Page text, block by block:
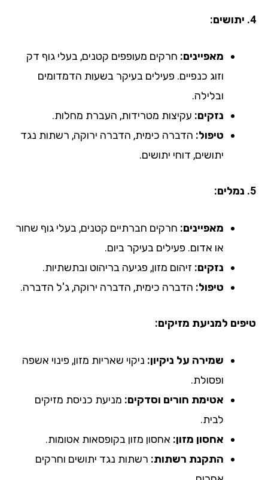
4. יתושים:
מאפיינים: חרקים מעופפים קטנים, בעלי גוף דק
וזוג כנפיים. פעילים בעיקר בשעות הדמדומים
ובלילה.
נזקים: עקיצות מטרידות, העברת מחלות.
טיפול: הדברה כימית, הדברה ירוקה, רשתות נגד
יתושים, דוחי יתושים.
5. נמלים:
מאפיינים: חרקים חברתיים קטנים, בעלי גוף שחור
או אדום. פעילים בעיקר ביום.
נזקים: זיהום מזון, פגיעה בריהוט ובתשתיות.
טיפול: הדברה כימית, הדברה ירוקה, ג'ל הדברה.
טיפים למניעת מזיקים:
שמירה על ניקיון: ניקוי שאריות מזון, פינוי אשפה
ופסולת.
אטימת חורים וסדקים: מניעת כניסת מזיקים
לבית.
אחסון מזון: אחסון מזון בקופסאות אטומות.
התקנת רשתות: רשתות נגד יתושים וחרקים